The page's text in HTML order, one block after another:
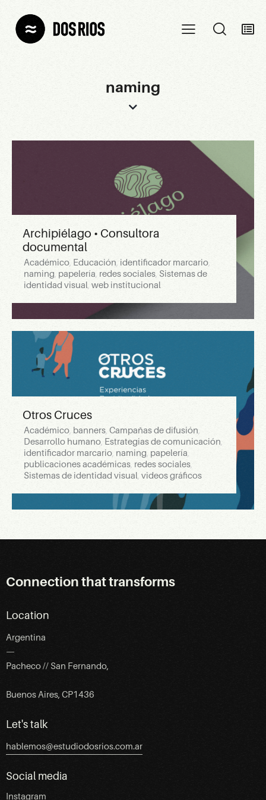
naming
Archipiélago • Consultora
documental
Académico, Educación, identificador marcario,
naming, papelería, redes sociales, Sistemas de
identidad visual, web institucional
Otros Cruces
Académico, banners, Campañas de difusión,
Desarrollo humano, Estrategias de comunicación,
identificador marcario, naming, papelería,
publicaciones académicas, redes sociales,
Sistemas de identidad visual, videos gráficos
Connection that transforms
Location
Argentina
—
Pacheco // San Fernando,
Buenos Aires, CP1436
Let's talk
hablemos@estudiodosrios.com.ar
Social media
Instagram